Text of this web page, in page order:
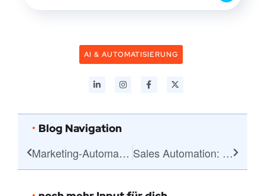
AI & AUTOMATISIERUNG
Blog Navigation
Marketing-Automation: Dein Turbo fürs Business Sales Automation: Turbos für deinen Vertriebserfolg